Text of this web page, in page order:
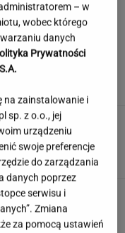
zaprasza
Dopasujesz składnik
Polsce. Ma aż 16 wysp
– w
wobec którego
danych
Prywatności
na zainstalowanie i
sp. z o.o., jej
urządzeniu
swoje preferencje
do zarządzania
danych poprzez
serwisu i
Zmiana
za pomocą ustawień